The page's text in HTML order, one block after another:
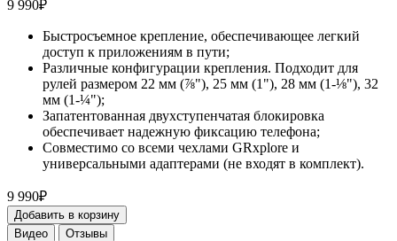
9 990₽
Быстросъемное крепление, обеспечивающее легкий
доступ к приложениям в пути;
Различные конфигурации крепления. Подходит для
рулей размером 22 мм (⅞"), 25 мм (1"), 28 мм (1-⅛"), 32
мм (1-¼");
Запатентованная двухступенчатая блокировка
обеспечивает надежную фиксацию телефона;
Совместимо со всеми чехлами GRxplore и
универсальными адаптерами (не входят в комплект).
9 990₽
Добавить в корзину
Видео
Отзывы